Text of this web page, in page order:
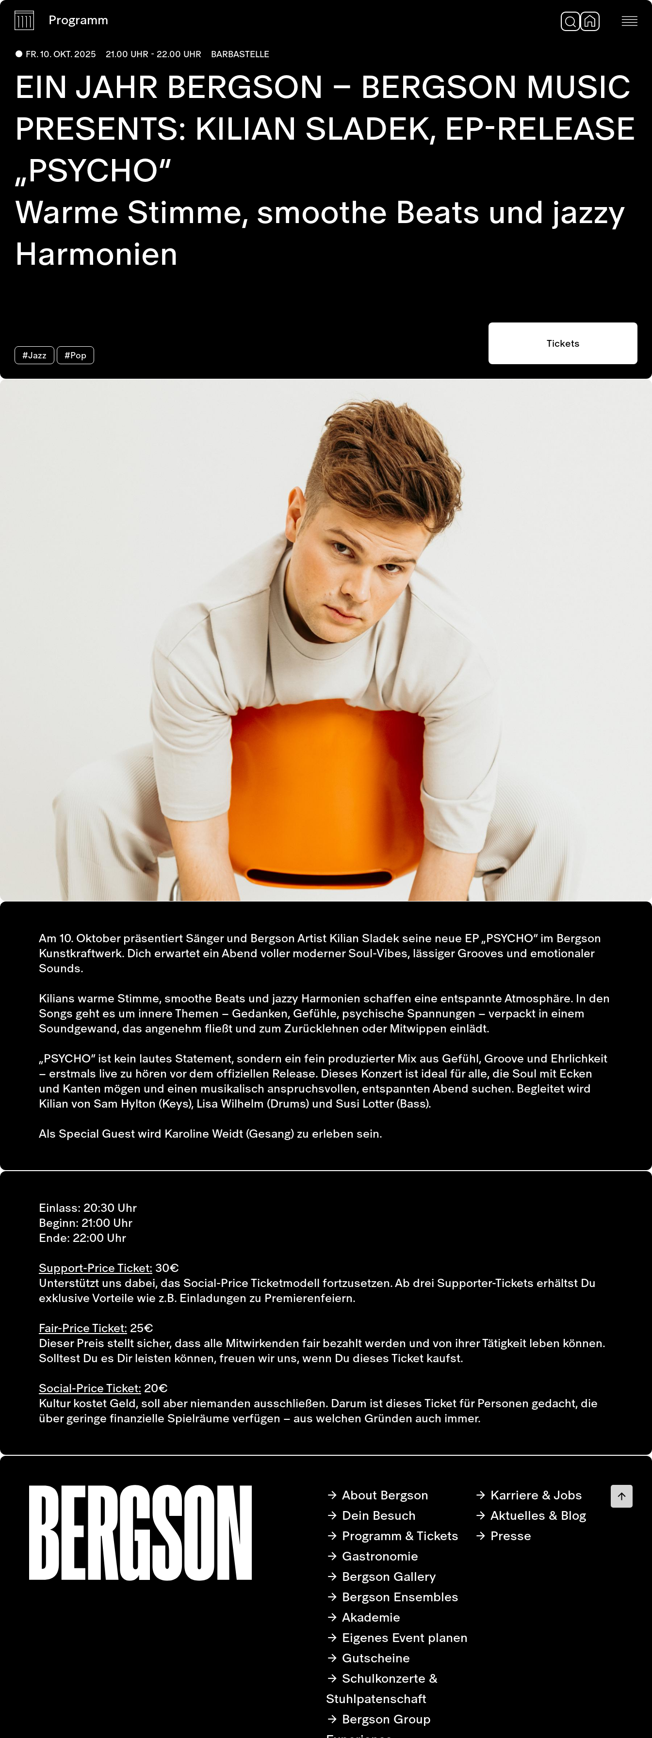
Programm
FR. 10. OKT. 2025 21.00 UHR - 22.00 UHR BARBASTELLE
EIN JAHR BERGSON – BERGSON MUSIC
PRESENTS: KILIAN SLADEK, EP-RELEASE
„PSYCHO“
Warme Stimme, smoothe Beats und jazzy
Harmonien
#Jazz #Pop
Tickets
Am 10. Oktober präsentiert Sänger und Bergson Artist Kilian Sladek seine neue EP „PSYCHO“ im Bergson
Kunstkraftwerk. Dich erwartet ein Abend voller moderner Soul-Vibes, lässiger Grooves und emotionaler
Sounds.
Kilians warme Stimme, smoothe Beats und jazzy Harmonien schaffen eine entspannte Atmosphäre. In den
Songs geht es um innere Themen – Gedanken, Gefühle, psychische Spannungen – verpackt in einem
Soundgewand, das angenehm fließt und zum Zurücklehnen oder Mitwippen einlädt.
„PSYCHO“ ist kein lautes Statement, sondern ein fein produzierter Mix aus Gefühl, Groove und Ehrlichkeit
– erstmals live zu hören vor dem offiziellen Release. Dieses Konzert ist ideal für alle, die Soul mit Ecken
und Kanten mögen und einen musikalisch anspruchsvollen, entspannten Abend suchen. Begleitet wird
Kilian von Sam Hylton (Keys), Lisa Wilhelm (Drums) und Susi Lotter (Bass).
Als Special Guest wird Karoline Weidt (Gesang) zu erleben sein.
Einlass: 20:30 Uhr
Beginn: 21:00 Uhr
Ende: 22:00 Uhr
Support-Price Ticket: 30€
Unterstützt uns dabei, das Social-Price Ticketmodell fortzusetzen. Ab drei Supporter-Tickets erhältst Du
exklusive Vorteile wie z.B. Einladungen zu Premierenfeiern.
Fair-Price Ticket: 25€
Dieser Preis stellt sicher, dass alle Mitwirkenden fair bezahlt werden und von ihrer Tätigkeit leben können.
Solltest Du es Dir leisten können, freuen wir uns, wenn Du dieses Ticket kaufst.
Social-Price Ticket: 20€
Kultur kostet Geld, soll aber niemanden ausschließen. Darum ist dieses Ticket für Personen gedacht, die
über geringe finanzielle Spielräume verfügen – aus welchen Gründen auch immer.
About Bergson
Dein Besuch
Programm & Tickets
Gastronomie
Bergson Gallery
Bergson Ensembles
Akademie
Eigenes Event planen
Gutscheine
Schulkonzerte &
Stuhlpatenschaft
Bergson Group
Karriere & Jobs
Aktuelles & Blog
Presse